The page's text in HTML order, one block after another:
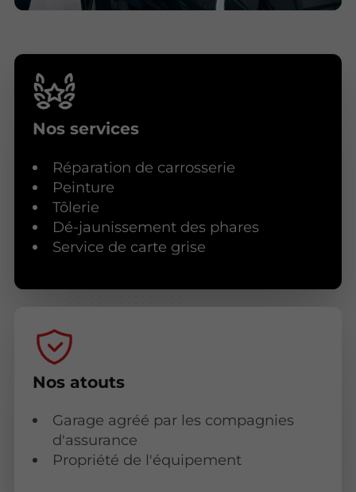
Nos services
Réparation de carrosserie
Peinture
Tôlerie
Dé-jaunissement des phares
Service de carte grise
Nos atouts
Garage agréé par les compagnies
d'assurance
Propriété de l'équipement